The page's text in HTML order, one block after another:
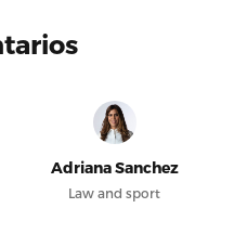
Adriana Sanchez
Law and sport